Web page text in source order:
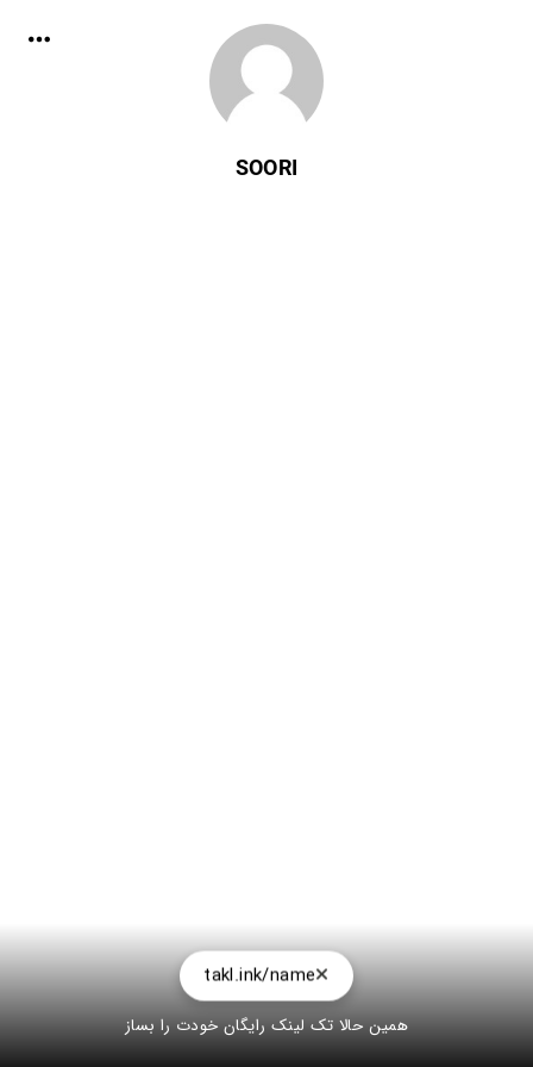
SOORI
takl.ink/name
همین حالا تک لینک رایگان خودت را بساز